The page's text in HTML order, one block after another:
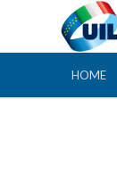
HOME